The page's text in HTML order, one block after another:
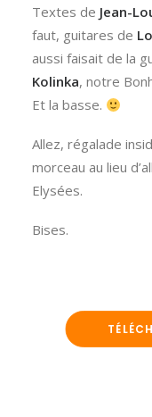
Textes de Jean-
faut, guitares de
aussi faisait de la
Kolinka, notre
Et la basse.
Allez, régalade
morceau au lieu
Elysées.
Bises.